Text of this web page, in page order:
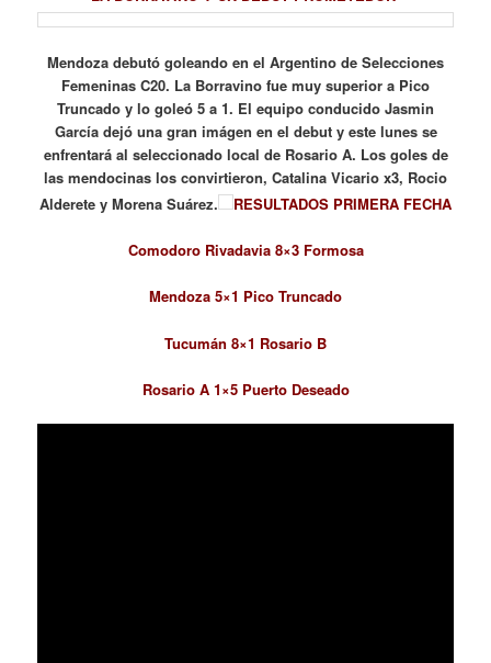
Mendoza debutó goleando en el Argentino de Selecciones
Femeninas C20. La Borravino fue muy superior a Pico
Truncado y lo goleó 5 a 1. El equipo conducido Jasmin
García dejó una gran imágen en el debut y este lunes se
enfrentará al seleccionado local de Rosario A. Los goles de
las mendocinas los convirtieron, Catalina Vicario x3, Rocio
Alderete y Morena Suárez.
RESULTADOS PRIMERA FECHA
Comodoro Rivadavia 8×3 Formosa
Mendoza 5×1 Pico Truncado
Tucumán 8×1 Rosario B
Rosario A 1×5 Puerto Deseado